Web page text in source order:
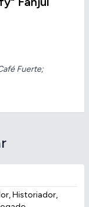
Fuerte;
Historiador,